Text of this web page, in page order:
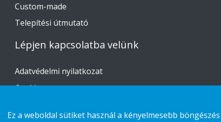
Custom-made
Telepítési útmutató
Lépjen kapcsolatba velünk
Adatvédelmi nyilatkozat
Cookies
Ez a weboldal sütiket használ a kényelmesebb böngészés